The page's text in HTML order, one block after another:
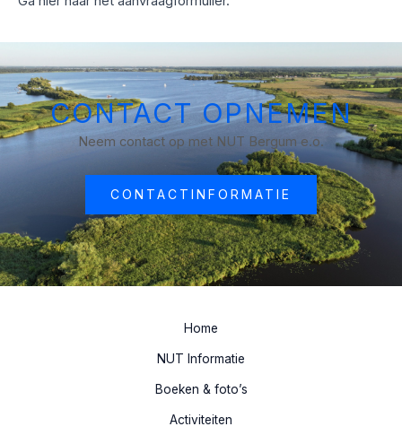
CONTACT OPNEMEN
Neem contact op met NUT Bergum e.o.
CONTACTINFORMATIE
Home
NUT Informatie
Boeken & foto’s
Activiteiten